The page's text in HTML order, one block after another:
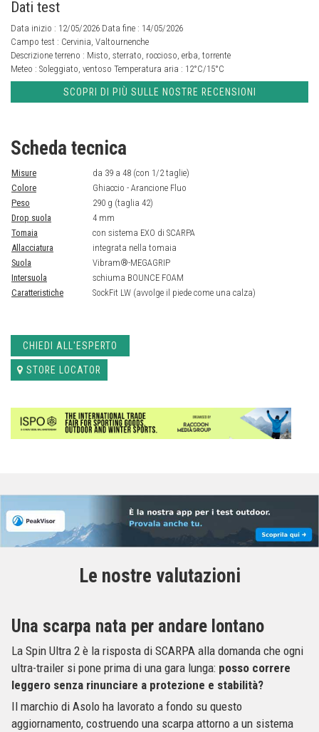
Dati test
Data inizio : 12/05/2026 Data fine : 14/05/2026
Campo test : Cervinia, Valtournenche
Descrizione terreno : Misto, sterrato, roccioso, erba, torrente
Meteo : Soleggiato, ventoso Temperatura aria : 12°C/15°C
SCOPRI DI PIÙ SULLE NOSTRE RECENSIONI
Scheda tecnica
Misure
da 39 a 48 (con 1/2 taglie)
Colore
Ghiaccio - Arancione Fluo
Peso
290 g (taglia 42)
Drop suola
4 mm
Tomaia
con sistema EXO di SCARPA
Allacciatura
integrata nella tomaia
Suola
Vibram®-MEGAGRIP
Intersuola
schiuma BOUNCE FOAM
Caratteristiche
SockFit LW (avvolge il piede come una calza)
CHIEDI ALL'ESPERTO
STORE LOCATOR
Le nostre valutazioni
Una scarpa nata per andare lontano
La Spin Ultra 2 è la risposta di SCARPA alla domanda che ogni
ultra-trailer si pone prima di una gara lunga: posso correre
leggero senza rinunciare a protezione e stabilità?
Il marchio di Asolo ha lavorato a fondo su questo
aggiornamento, costruendo una scarpa attorno a un sistema